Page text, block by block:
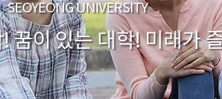
SEOYEONG UNIVERSITY
꿈이 있는 대학! 미래가